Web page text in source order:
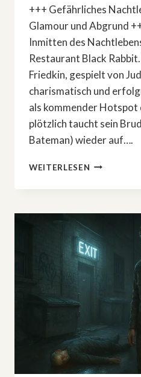
+++ Gefährliches
Glamour und Abgrund
Inmitten des
Restaurant Black
Friedkin, gespielt von
charismatisch und
als kommender Hotspot
plötzlich taucht sein
Bateman) wieder auf….
WEITERLESEN NETFLIX-
»BLACK
BRÜDER,
UND